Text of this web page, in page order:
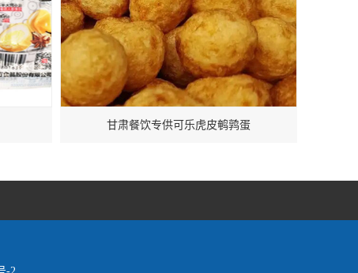
甘肃餐饮专供可乐虎皮鹌鹑蛋